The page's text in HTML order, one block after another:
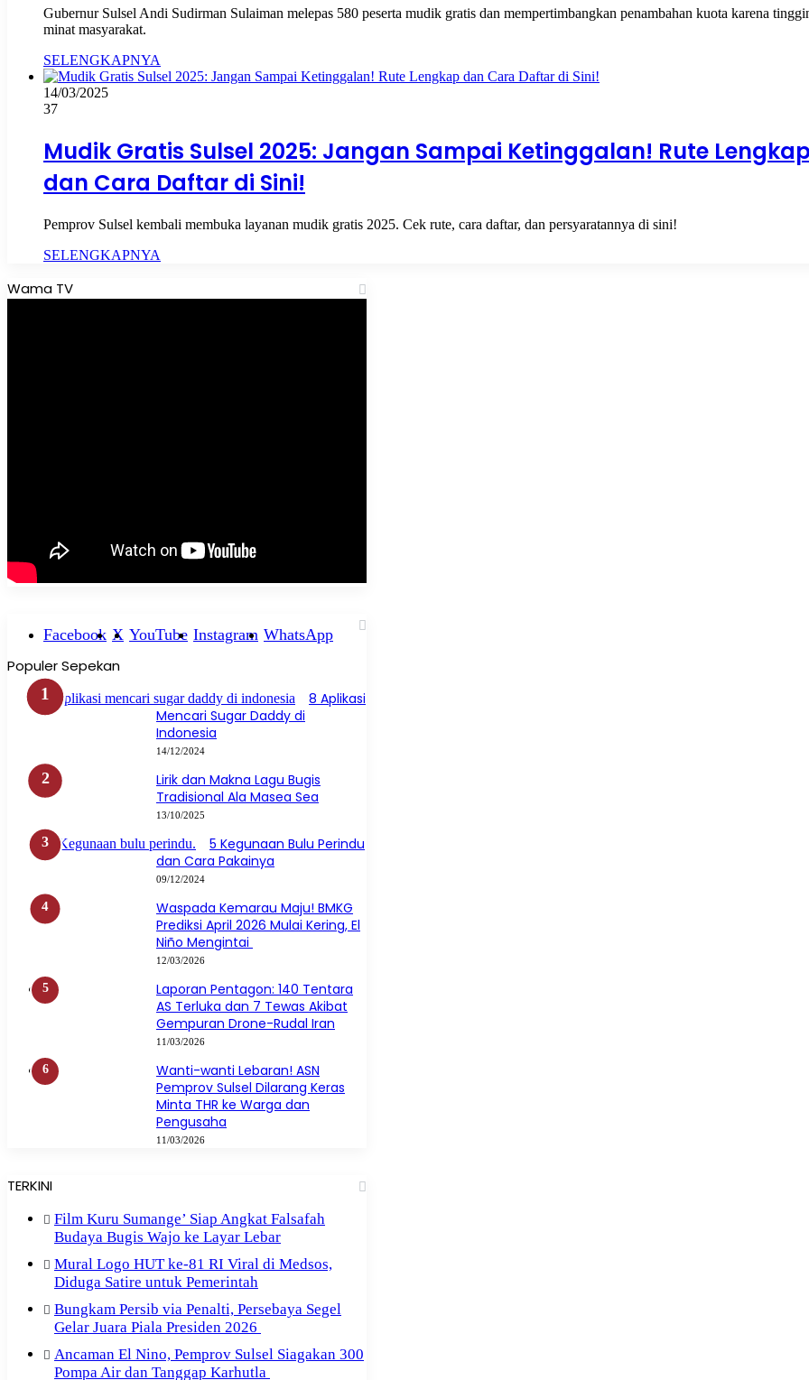
Gubernur Sulsel Andi Sudirman Sulaiman melepas 580 peserta mudik gratis dan mempertimbangkan penambahan kuota karena
minat masyarakat.
SELENGKAPNYA
14/03/2025
37
Mudik Gratis Sulsel 2025: Jangan Sampai Ketinggalan! Rute
dan Cara Daftar di Sini!
Pemprov Sulsel kembali membuka layanan mudik gratis 2025. Cek rute, cara daftar, dan persyaratannya di sini!
SELENGKAPNYA
Wama TV
Facebook X YouTube Instagram WhatsApp
Populer Sepekan
8 Aplikasi
Mencari Sugar Daddy di
Indonesia
14/12/2024
Lirik dan Makna Lagu Bugis
Tradisional Ala Masea Sea
13/10/2025
5 Kegunaan Bulu Perindu
dan Cara Pakainya
09/12/2024
Waspada Kemarau Maju! BMKG
Prediksi April 2026 Mulai Kering, El
Niño Mengintai
12/03/2026
Laporan Pentagon: 140 Tentara
AS Terluka dan 7 Tewas Akibat
Gempuran Drone-Rudal Iran
11/03/2026
Wanti-wanti Lebaran! ASN
Pemprov Sulsel Dilarang Keras
Minta THR ke Warga dan
Pengusaha
11/03/2026
TERKINI
Film Kuru Sumange’ Siap Angkat Falsafah
Budaya Bugis Wajo ke Layar Lebar
Mural Logo HUT ke-81 RI Viral di Medsos,
Diduga Satire untuk Pemerintah
Bungkam Persib via Penalti, Persebaya Segel
Gelar Juara Piala Presiden 2026
Ancaman El Nino, Pemprov Sulsel Siagakan 300
Pompa Air dan Tanggap Karhutla